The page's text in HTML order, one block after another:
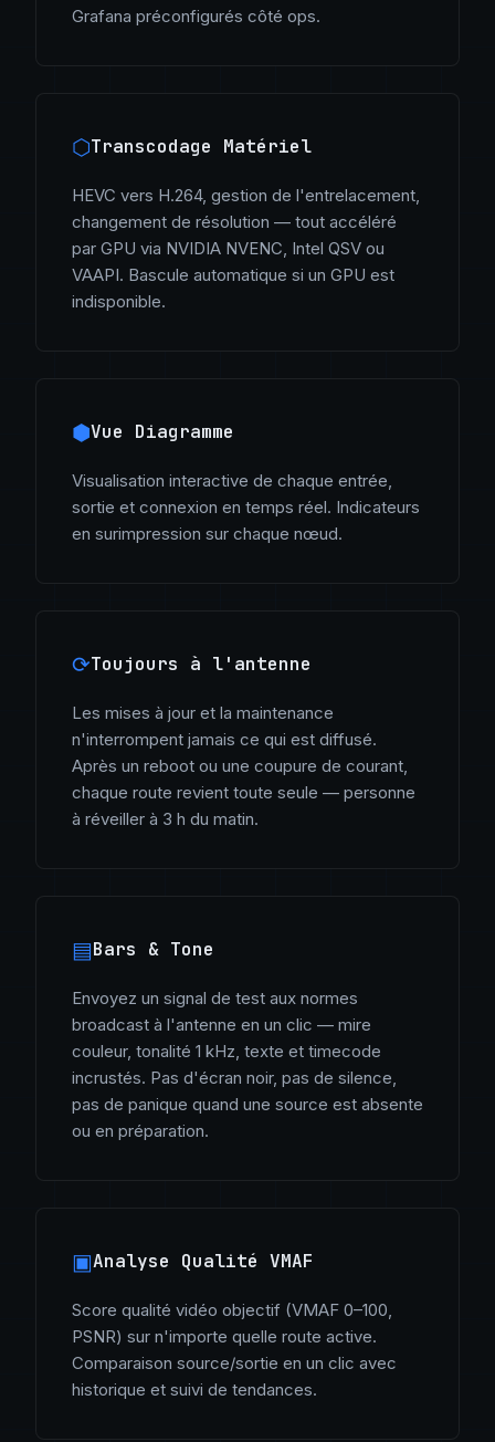
Grafana préconfigurés côté ops.
⬡Transcodage Matériel
HEVC vers H.264, gestion de l'entrelacement,
changement de résolution — tout accéléré
par GPU via NVIDIA NVENC, Intel QSV ou
VAAPI. Bascule automatique si un GPU est
indisponible.
⬢Vue Diagramme
Visualisation interactive de chaque entrée,
sortie et connexion en temps réel. Indicateurs
en surimpression sur chaque nœud.
⟳Toujours à l'antenne
Les mises à jour et la maintenance
n'interrompent jamais ce qui est diffusé.
Après un reboot ou une coupure de courant,
chaque route revient toute seule — personne
à réveiller à 3 h du matin.
▤Bars & Tone
Envoyez un signal de test aux normes
broadcast à l'antenne en un clic — mire
couleur, tonalité 1 kHz, texte et timecode
incrustés. Pas d'écran noir, pas de silence,
pas de panique quand une source est absente
ou en préparation.
▣Analyse Qualité VMAF
Score qualité vidéo objectif (VMAF 0–100,
PSNR) sur n'importe quelle route active.
Comparaison source/sortie en un clic avec
historique et suivi de tendances.